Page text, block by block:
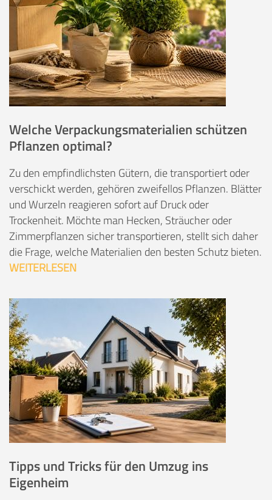
Welche Verpackungsmaterialien schützen
Pflanzen optimal?
Zu den empfindlichsten Gütern, die transportiert oder
verschickt werden, gehören zweifellos Pflanzen. Blätter
und Wurzeln reagieren sofort auf Druck oder
Trockenheit. Möchte man Hecken, Sträucher oder
Zimmerpflanzen sicher transportieren, stellt sich daher
die Frage, welche Materialien den besten Schutz bieten.
WEITERLESEN
Tipps und Tricks für den Umzug ins
Eigenheim